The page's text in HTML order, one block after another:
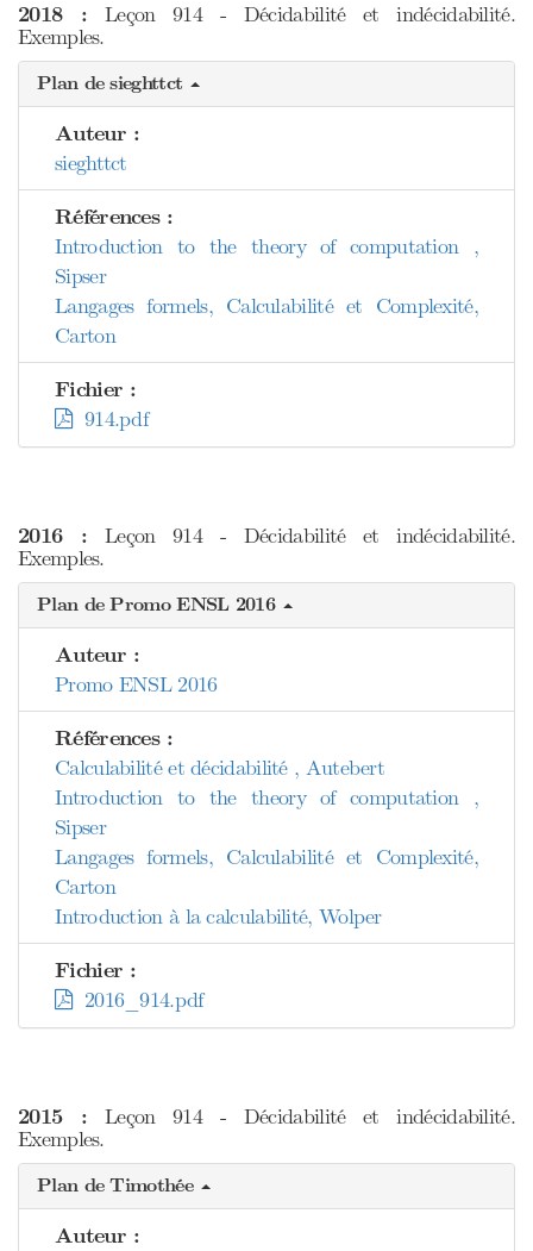
2018 : Leçon 914 - Décidabilité et indécidabilité.
Exemples.
Plan de sieghttct
Auteur :
sieghttct
Références :
Introduction to the theory of computation ,
Sipser
Langages formels, Calculabilité et Complexité,
Carton
Fichier :
914.pdf
2016 : Leçon 914 - Décidabilité et indécidabilité.
Exemples.
Plan de Promo ENSL 2016
Auteur :
Promo ENSL 2016
Références :
Calculabilité et décidabilité , Autebert
Introduction to the theory of computation ,
Sipser
Langages formels, Calculabilité et Complexité,
Carton
Introduction à la calculabilité, Wolper
Fichier :
2016_914.pdf
2015 : Leçon 914 - Décidabilité et indécidabilité.
Exemples.
Plan de Timothée
Auteur :